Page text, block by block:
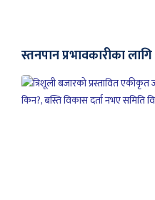
स्तनपान प्रभावकारीका